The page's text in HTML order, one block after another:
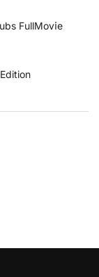
FullMov𝗂e